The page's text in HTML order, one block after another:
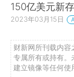
150亿美元新
2023年03月15日
财新网所刊载内容
专属所有或持有。
建立镜像等任何使